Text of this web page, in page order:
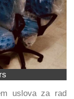
uslova za rad